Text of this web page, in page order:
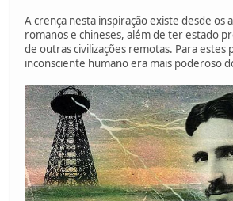
A crença nesta inspiração existe desde os
romanos e chineses, além de ter estado
de outras civilizações remotas. Para estes
inconsciente humano era mais poderoso